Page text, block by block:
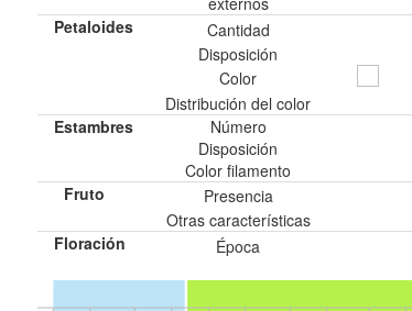
Petaloides
Cantidad
Disposición
Color
Distribución del color
Estambres
Número
Disposición
Color filamento
Fruto
Presencia
Otras características
Floración
Época